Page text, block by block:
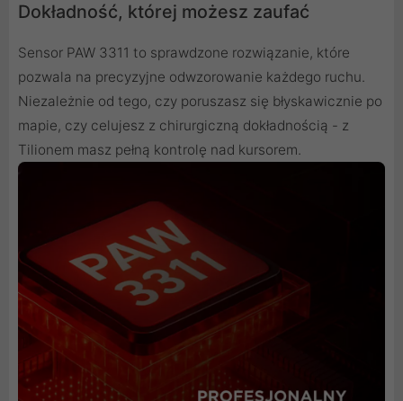
Dokładność, której możesz zaufać
Sensor PAW 3311 to sprawdzone rozwiązanie, które
pozwala na precyzyjne odwzorowanie każdego ruchu.
Niezależnie od tego, czy poruszasz się błyskawicznie po
mapie, czy celujesz z chirurgiczną dokładnością - z
Tilionem masz pełną kontrolę nad kursorem.